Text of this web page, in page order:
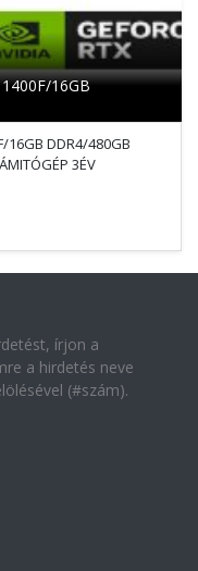
16GB
16GB DDR4/480GB
3ÉV
írjon a
a hirdetés neve
(#szám).